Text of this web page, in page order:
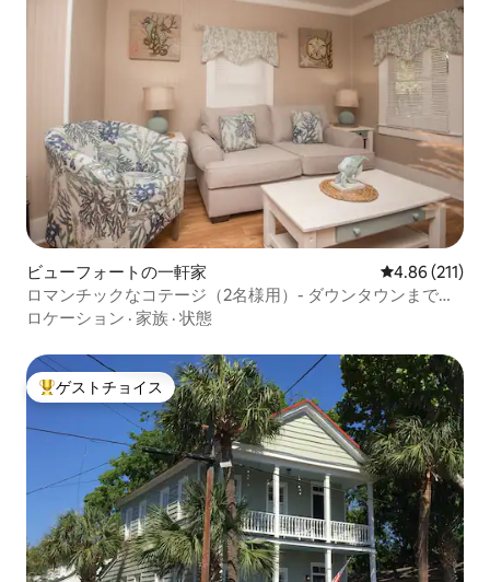
ビューフォートの一軒家 レビュー211
4.86 (211)
ロマンチックなコテージ（2名様用）- ダウンタウンまで徒
歩10分
ロケーション · 家族 · 状態
大好評のゲストチョイスです。
ゲストチョイス